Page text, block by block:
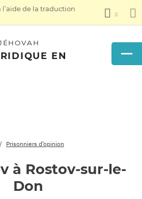
de la traduction
EN
Prisonniers d’opinion
à Rostov-sur-le-
Don